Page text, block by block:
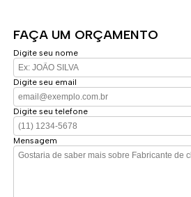
FAÇA UM ORÇAMENTO
Digite seu nome
Digite seu email
Digite seu telefone
Mensagem